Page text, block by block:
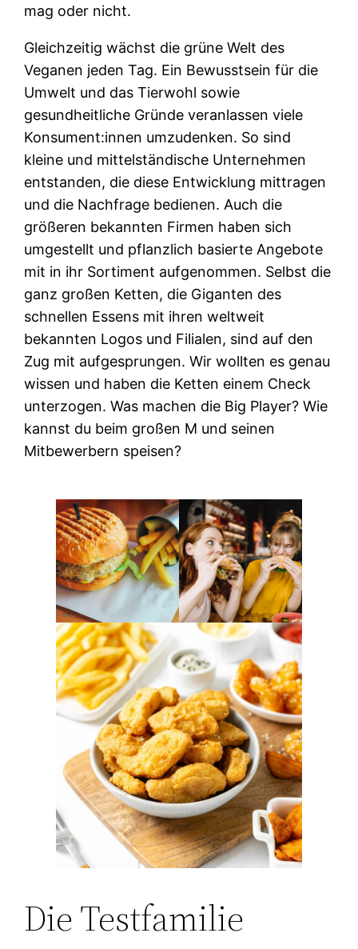
mag oder nicht.
Gleichzeitig wächst die grüne Welt des
Veganen jeden Tag. Ein Bewusstsein für die
Umwelt und das Tierwohl sowie
gesundheitliche Gründe veranlassen viele
Konsument:innen umzudenken. So sind
kleine und mittelständische Unternehmen
entstanden, die diese Entwicklung mittragen
und die Nachfrage bedienen. Auch die
größeren bekannten Firmen haben sich
umgestellt und pflanzlich basierte Angebote
mit in ihr Sortiment aufgenommen. Selbst die
ganz großen Ketten, die Giganten des
schnellen Essens mit ihren weltweit
bekannten Logos und Filialen, sind auf den
Zug mit aufgesprungen. Wir wollten es genau
wissen und haben die Ketten einem Check
unterzogen. Was machen die Big Player? Wie
kannst du beim großen M und seinen
Mitbewerbern speisen?
Die Testfamilie